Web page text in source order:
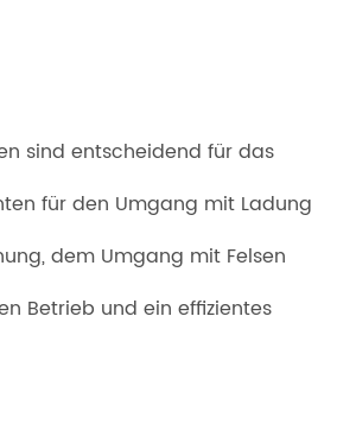
sind entscheidend für das
für den Umgang mit Ladung
dem Umgang mit Felsen
Betrieb und ein effizientes